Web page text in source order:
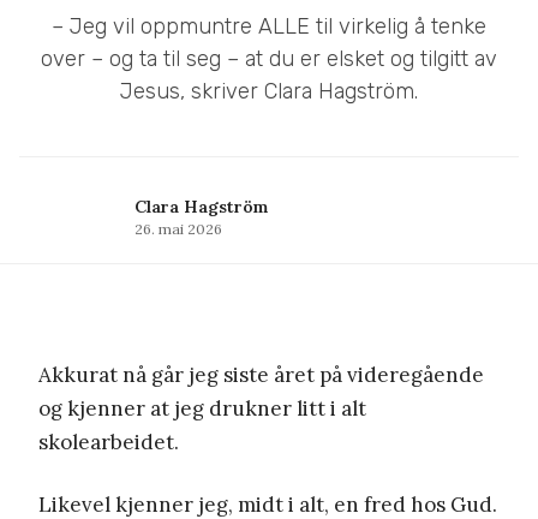
– Jeg vil oppmuntre ALLE til virkelig å tenke
over – og ta til seg – at du er elsket og tilgitt av
Jesus, skriver Clara Hagström.
Clara Hagström
26. mai 2026
Akkurat nå går jeg siste året på videregående
og kjenner at jeg drukner litt i alt
skolearbeidet.
Likevel kjenner jeg, midt i alt, en fred hos Gud.